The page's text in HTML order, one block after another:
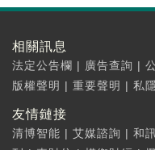
相關訊息
法定公告欄 | 廣告查詢 |
版權聲明 | 重要聲明 | 私
友情鏈接
清博智能 | 艾媒諮詢 | 和